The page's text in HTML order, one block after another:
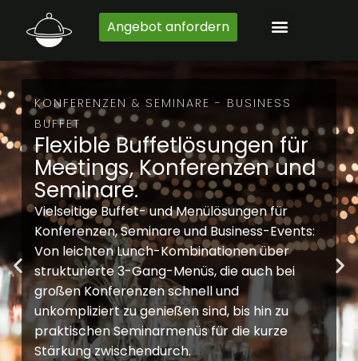
Inhalt
springen
Angebot anfordern
KONFERENZEN & SEMINARE - BUSINESS
BUFFET
Flexible Buffetlösungen für
Meetings, Konferenzen und
Seminare.
Vielseitige Buffet- und Menülösungen für
Konferenzen, Seminare und Business-Events:
Von leichten Lunch-Kombinationen über
strukturierte 3-Gang-Menüs, die auch bei
großen Konferenzen schnell und
unkompliziert zu genießen sind, bis hin zu
praktischen Seminarmenüs für die kurze
Stärkung zwischendurch.